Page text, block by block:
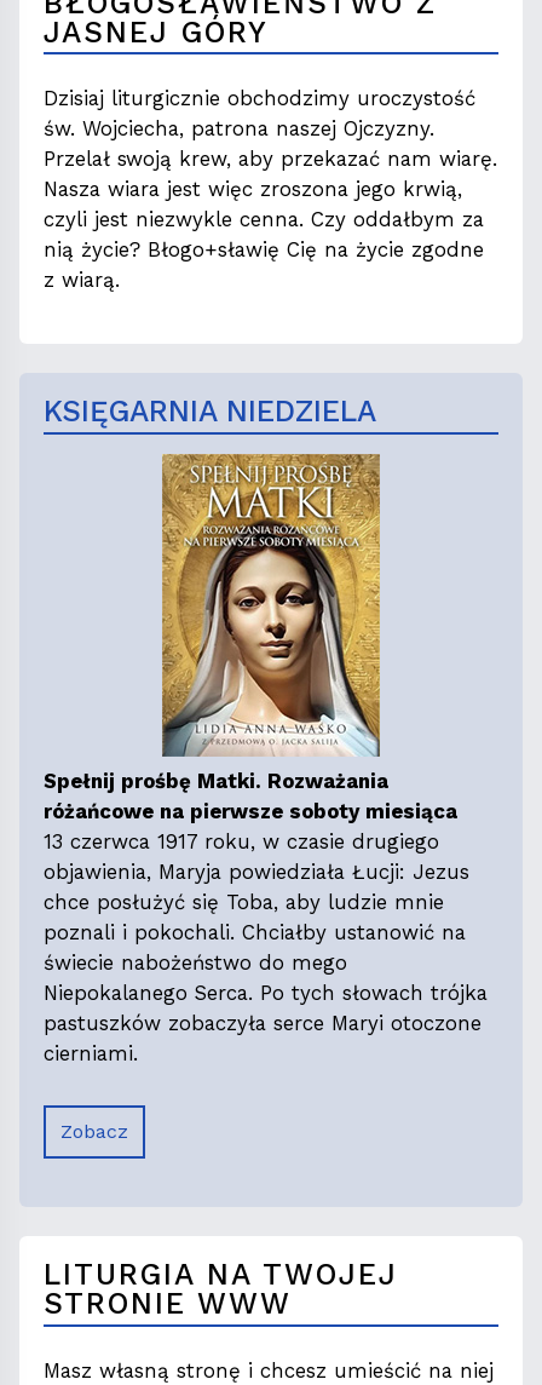
JASNEJ GÓRY
Dzisiaj liturgicznie obchodzimy uroczystość
św. Wojciecha, patrona naszej Ojczyzny.
Przelał swoją krew, aby przekazać nam wiarę.
Nasza wiara jest więc zroszona jego krwią,
czyli jest niezwykle cenna. Czy oddałbym za
nią życie? Błogo+sławię Cię na życie zgodne
z wiarą.
KSIĘGARNIA NIEDZIELA
Spełnij prośbę Matki. Rozważania
różańcowe na pierwsze soboty miesiąca
13 czerwca 1917 roku, w czasie drugiego
objawienia, Maryja powiedziała Łucji: Jezus
chce posłużyć się Toba, aby ludzie mnie
poznali i pokochali. Chciałby ustanowić na
świecie nabożeństwo do mego
Niepokalanego Serca. Po tych słowach trójka
pastuszków zobaczyła serce Maryi otoczone
cierniami.
Zobacz
LITURGIA NA TWOJEJ
STRONIE WWW
Masz własną stronę i chcesz umieścić na niej